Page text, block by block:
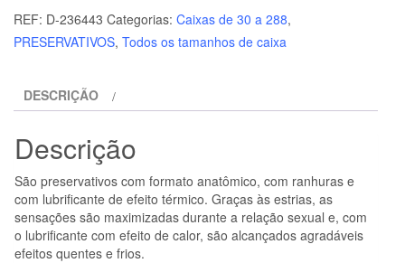
PASANTE
-
AQUECIMENTO
PRESERVATIVOS
UNIDADES
REF: D-236443 Categorias: Caixas de 30 a 288,
PRESERVATIVOS, Todos os tamanhos de caixa
DESCRIÇÃO
Descrição
São preservativos com formato anatômico, com ranhuras e
com lubrificante de efeito térmico. Graças às estrias, as
sensações são maximizadas durante a relação sexual e, com
o lubrificante com efeito de calor, são alcançados agradáveis
efeitos quentes e frios.